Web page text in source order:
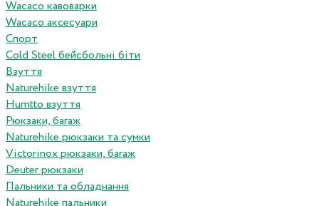
Wacaco кавоварки
Wacaco аксесуари
Спорт
Cold Steel бейсбольні біти
Взуття
Naturehike взуття
Humtto взуття
Рюкзаки, багаж
Naturehike рюкзаки та сумки
Victorinox рюкзаки, багаж
Deuter рюкзаки
Пальники та обладнання